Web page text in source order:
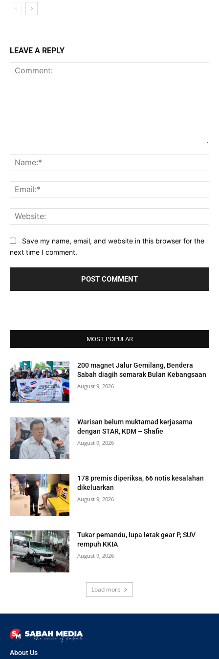
LEAVE A REPLY
Save my name, email, and website in this browser for the
next time I comment.
MOST POPULAR
200 magnet Jalur Gemilang, Bendera
Sabah diagih semarak Bulan Kebangsaan
August 9, 2026
Warisan belum muktamad kerjasama
dengan STAR, KDM – Shafie
August 9, 2026
178 premis diperiksa, 66 notis kesalahan
dikeluarkan
August 9, 2026
Tukar pemandu, lupa letak gear P, SUV
rempuh KKIA
August 9, 2026
Load more
About Us